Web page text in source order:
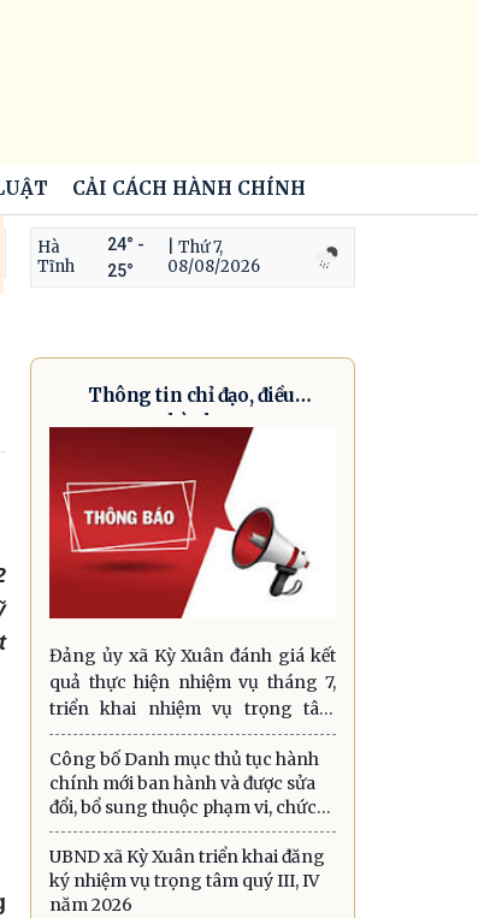
CẢI CÁCH HÀNH CHÍNH
Hà
Tĩnh
24° -
25°
| Thứ 7,
08/08/2026
Thông tin chỉ đạo, điều
hành
Đảng ủy xã Kỳ Xuân đánh giá kết
quả thực hiện nhiệm vụ tháng 7,
triển khai nhiệm vụ trọng tâm
tháng 8 năm 2026
Công bố Danh mục thủ tục hành
chính mới ban hành và được sửa
đổi, bổ sung thuộc phạm vi, chức
năng quản lý của ngành Công
Thương áp dụng trên địa bàn tỉnh
Hà Tĩnh
UBND xã Kỳ Xuân triển khai đăng
ký nhiệm vụ trọng tâm quý III, IV
năm 2026